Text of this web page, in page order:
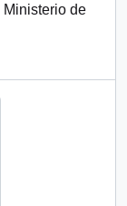
Ministerio de